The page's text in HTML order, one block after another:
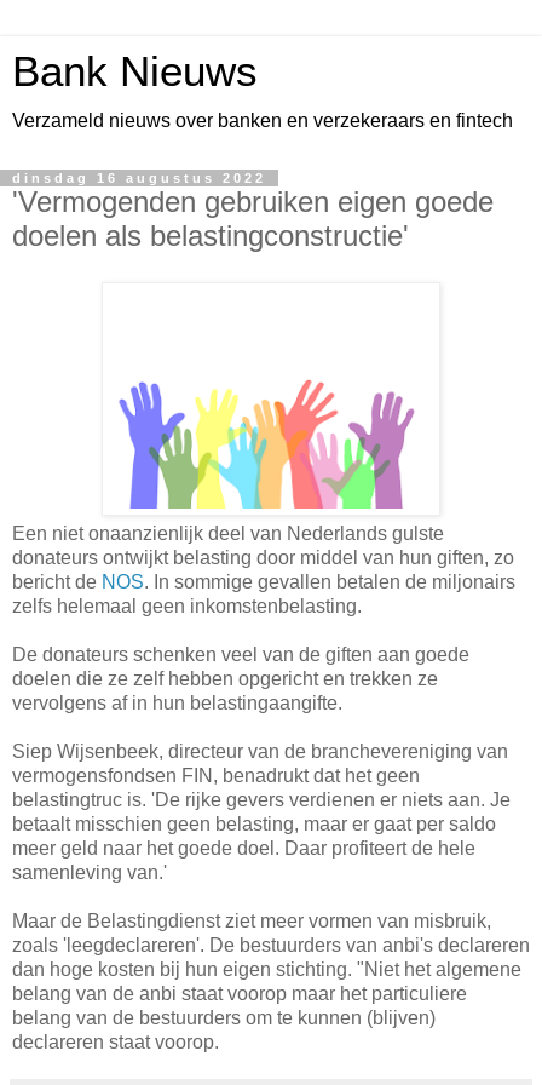
Bank Nieuws
Verzameld nieuws over banken en verzekeraars en fintech
dinsdag 16 augustus 2022
'Vermogenden gebruiken eigen goede
doelen als belastingconstructie'
Een niet onaanzienlijk deel van Nederlands gulste
donateurs ontwijkt belasting door middel van hun giften, zo
bericht de NOS. In sommige gevallen betalen de miljonairs
zelfs helemaal geen inkomstenbelasting.
De donateurs schenken veel van de giften aan goede
doelen die ze zelf hebben opgericht en trekken ze
vervolgens af in hun belastingaangifte.
Siep Wijsenbeek, directeur van de branchevereniging van
vermogensfondsen FIN, benadrukt dat het geen
belastingtruc is. 'De rijke gevers verdienen er niets aan. Je
betaalt misschien geen belasting, maar er gaat per saldo
meer geld naar het goede doel. Daar profiteert de hele
samenleving van.'
Maar de Belastingdienst ziet meer vormen van misbruik,
zoals 'leegdeclareren'. De bestuurders van anbi's declareren
dan hoge kosten bij hun eigen stichting. "Niet het algemene
belang van de anbi staat voorop maar het particuliere
belang van de bestuurders om te kunnen (blijven)
declareren staat voorop.